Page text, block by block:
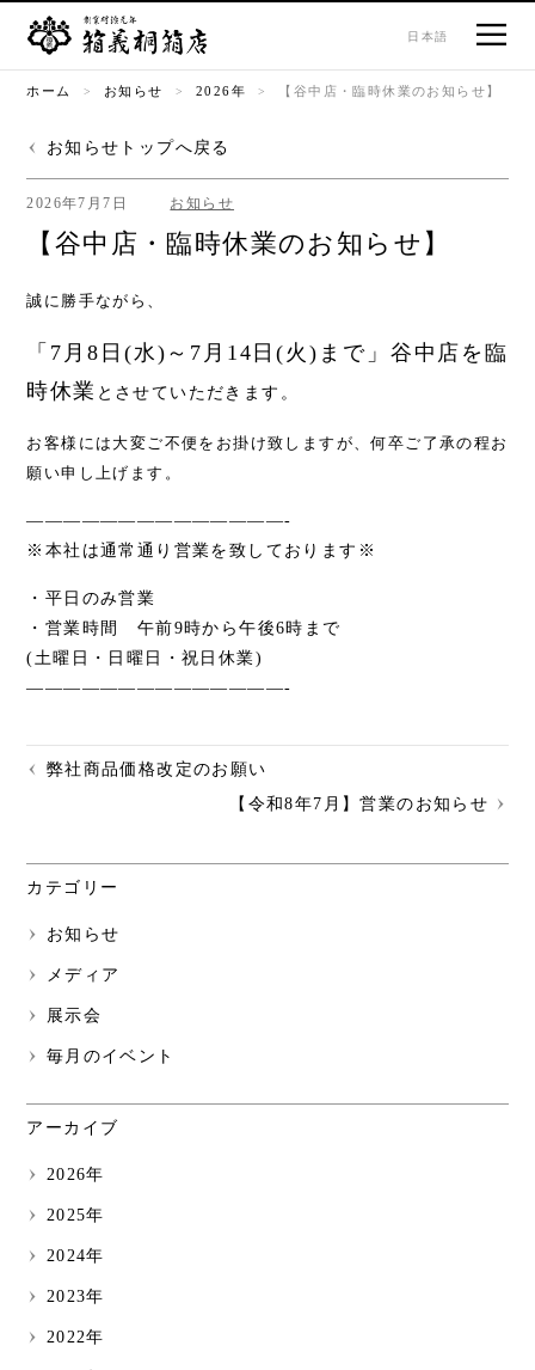
日本語
製品紹介
会社案内
ホーム お知らせ 2026年 【谷中店・臨時休業のお知らせ】
お知らせトップへ戻る
2026年7月7日 お知らせ
【谷中店・臨時休業のお知らせ】
誠に勝手ながら、
「7月8日(水)～7月14日(火)まで」谷中店を臨
時休業 とさせていただきます。
お客様には大変ご不便をお掛け致しますが、何卒ご了承の程お
願い申し上げます。
——————————————-
※本社は通常通り営業を致しております※
・平日のみ営業
・営業時間 午前9時から午後6時まで
(土曜日・日曜日・祝日休業)
——————————————-
弊社商品価格改定のお願い
【令和8年7月】営業のお知らせ
カテゴリー
お知らせ
メディア
展示会
毎月のイベント
アーカイブ
2026年
2025年
2024年
2023年
2022年